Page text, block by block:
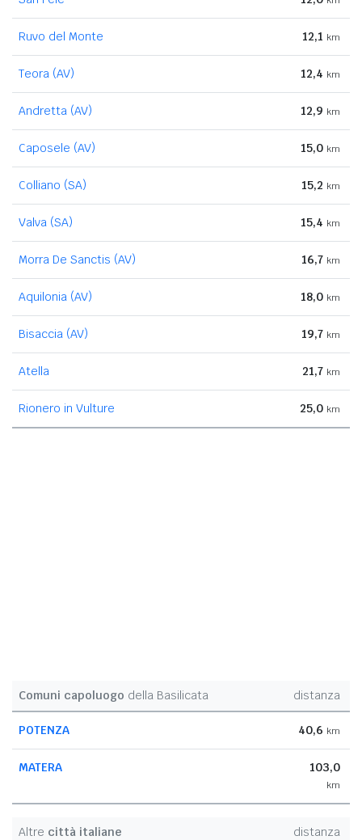
Ruvo del Monte 12,1 km
Teora (AV) 12,4 km
Andretta (AV) 12,9 km
Caposele (AV) 15,0 km
Colliano (SA) 15,2 km
Valva (SA) 15,4 km
Morra De Sanctis (AV) 16,7 km
Aquilonia (AV) 18,0 km
Bisaccia (AV) 19,7 km
Atella 21,7 km
Rionero in Vulture 25,0 km
Comuni capoluogo della Basilicata distanza
POTENZA 40,6 km
MATERA 103,0
km
Altre città italiane distanza